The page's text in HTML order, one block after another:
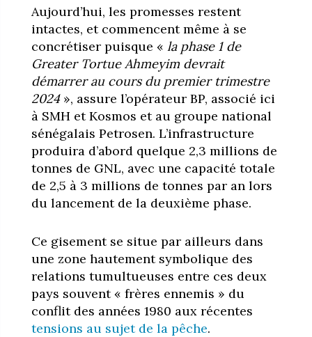
Aujourd’hui, les promesses restent
intactes, et commencent même à se
concrétiser puisque « la phase 1 de
Greater Tortue Ahmeyim devrait
démarrer au cours du premier trimestre
2024 », assure l’opérateur BP, associé ici
à SMH et Kosmos et au groupe national
sénégalais Petrosen. L’infrastructure
produira d’abord quelque 2,3 millions de
tonnes de GNL, avec une capacité totale
de 2,5 à 3 millions de tonnes par an lors
du lancement de la deuxième phase.
Ce gisement se situe par ailleurs dans
une zone hautement symbolique des
relations tumultueuses entre ces deux
pays souvent « frères ennemis » du
conflit des années 1980 aux récentes
tensions au sujet de la pêche.